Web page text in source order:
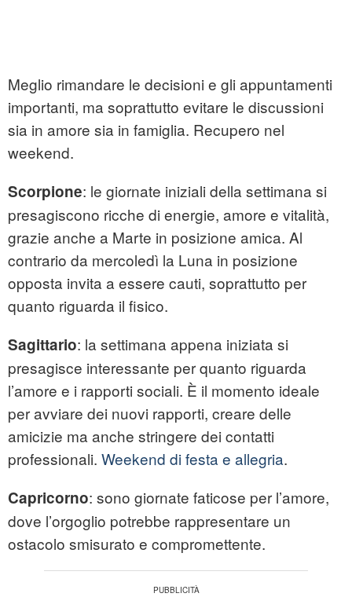
Meglio rimandare le decisioni e gli appuntamenti
importanti, ma soprattutto evitare le discussioni
sia in amore sia in famiglia. Recupero nel
weekend.
Scorpione: le giornate iniziali della settimana si
presagiscono ricche di energie, amore e vitalità,
grazie anche a Marte in posizione amica. Al
contrario da mercoledì la Luna in posizione
opposta invita a essere cauti, soprattutto per
quanto riguarda il fisico.
Sagittario: la settimana appena iniziata si
presagisce interessante per quanto riguarda
l’amore e i rapporti sociali. È il momento ideale
per avviare dei nuovi rapporti, creare delle
amicizie ma anche stringere dei contatti
professionali. Weekend di festa e allegria.
Capricorno: sono giornate faticose per l’amore,
dove l’orgoglio potrebbe rappresentare un
ostacolo smisurato e compromettente.